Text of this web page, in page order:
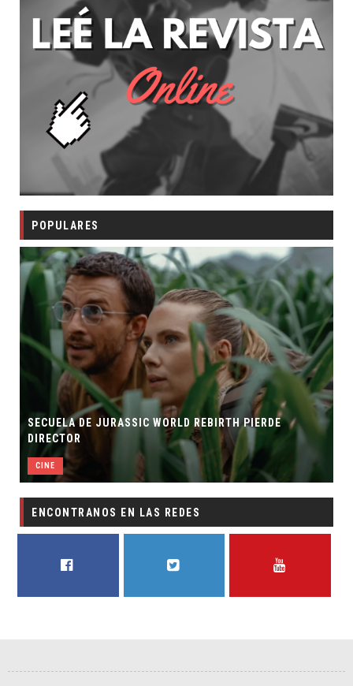
POPULARES
SECUELA DE JURASSIC WORLD REBIRTH PIERDE
DIRECTOR
CINE
ENCONTRANOS EN LAS REDES